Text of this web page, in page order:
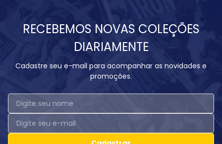
RECEBEMOS NOVAS COLEÇÕES
DIARIAMENTE
Cadastre seu e-mail para acompanhar as novidades e
promoções.